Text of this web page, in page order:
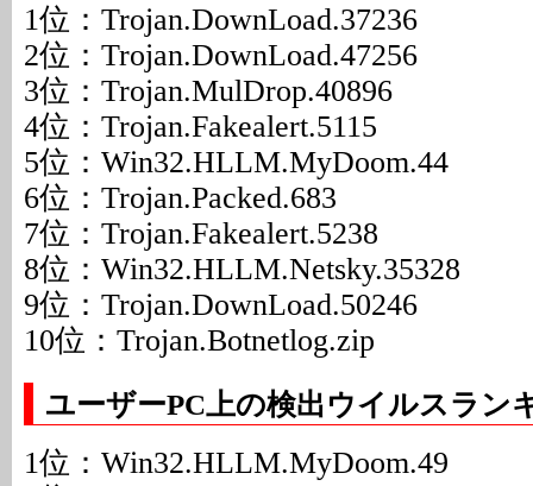
1位：Trojan.DownLoad.37236
2位：Trojan.DownLoad.47256
3位：Trojan.MulDrop.40896
4位：Trojan.Fakealert.5115
5位：Win32.HLLM.MyDoom.44
6位：Trojan.Packed.683
7位：Trojan.Fakealert.5238
8位：Win32.HLLM.Netsky.35328
9位：Trojan.DownLoad.50246
10位：Trojan.Botnetlog.zip
ユーザーPC上の検出ウイルスラン
1位：Win32.HLLM.MyDoom.49